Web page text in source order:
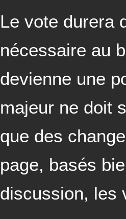
Le vote durera
nécessaire au
devienne une
majeur ne doit
que des
page, basés
discussion, les